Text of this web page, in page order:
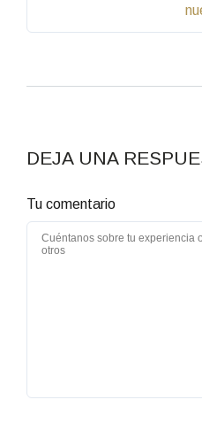
DEJA UNA
Tu comentario